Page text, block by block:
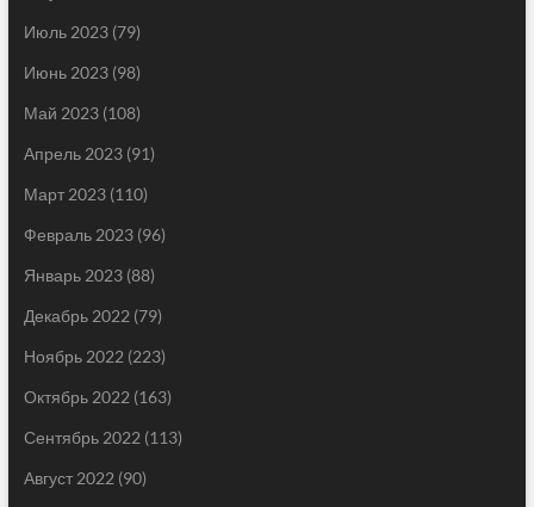
Июль 2023(79)
Июнь 2023(98)
Май 2023(108)
Апрель 2023(91)
Март 2023(110)
Февраль 2023(96)
Январь 2023(88)
Декабрь 2022 (79)
Ноябрь 2022 (223)
Октябрь 2022 (163)
Сентябрь 2022 (113)
Август 2022 (90)